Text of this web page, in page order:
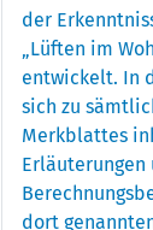
der
„Lüften im
entwickelt. In
sich zu
Merkblattes
Erläuterungen
dort